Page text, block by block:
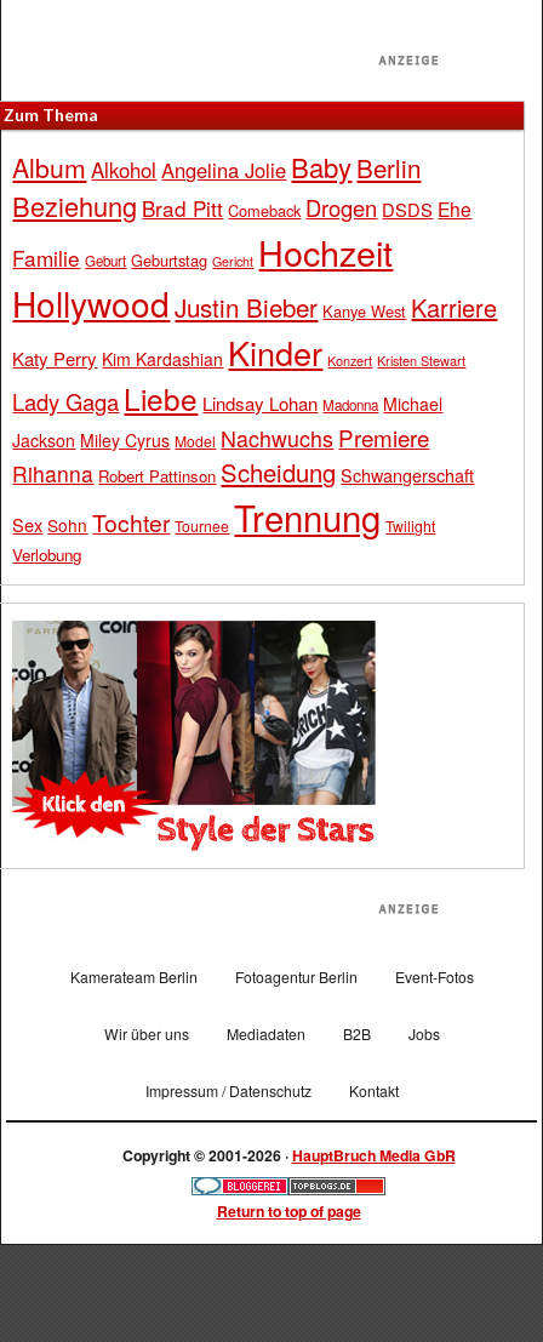
Zum Thema
Album Alkohol Angelina Jolie BabyBerlin
Beziehung Brad Pitt Comeback Drogen DSDS Ehe
Familie Geburt Geburtstag Gericht Hochzeit
Hollywood Justin Bieber Kanye West Karriere
Katy Perry Kim Kardashian Kinder Konzert Kristen Stewart
Lady Gaga Liebe Lindsay Lohan Madonna Michael
Jackson Miley Cyrus Model Nachwuchs Premiere
Rihanna Robert Pattinson Scheidung Schwangerschaft
Sex Sohn Tochter Tournee Trennung Twilight
Verlobung
Kamerateam Berlin Fotoagentur Berlin Event-Fotos
Wir über uns Mediadaten B2B Jobs
Impressum / Datenschutz Kontakt
Copyright © 2001-2026 ·HauptBruch Media GbR
Return to top of page